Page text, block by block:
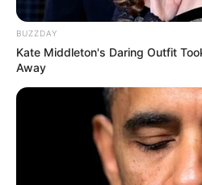
BUZZDAY
Kate Middleton's Daring Outfit
Away